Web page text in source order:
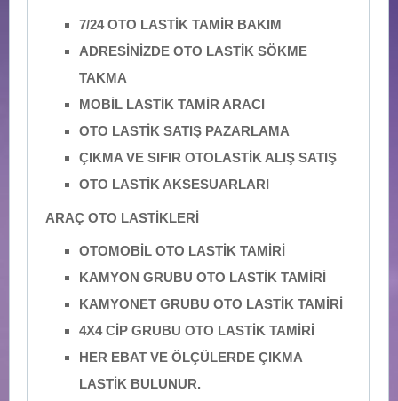
7/24 OTO LASTİK TAMİR BAKIM
ADRESİNİZDE OTO LASTİK SÖKME
TAKMA
MOBİL LASTİK TAMİR ARACI
OTO LASTİK SATIŞ PAZARLAMA
ÇIKMA VE SIFIR OTOLASTİK ALIŞ SATIŞ
OTO LASTİK AKSESUARLARI
ARAÇ OTO LASTİKLERİ
OTOMOBİL OTO LASTİK TAMİRİ
KAMYON GRUBU OTO LASTİK TAMİRİ
KAMYONET GRUBU OTO LASTİK TAMİRİ
4X4 CİP GRUBU OTO LASTİK TAMİRİ
HER EBAT VE ÖLÇÜLERDE ÇIKMA
LASTİK BULUNUR.